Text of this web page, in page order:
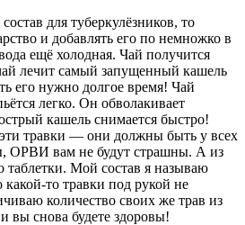
для туберкулёзников, то
и добавлять его по немножко в
ещё холодная. Чай получится
лечит самый запущенный кашель
его нужно долгое время! Чай
легко. Он обволакивает
кашель снимается быстро!
травки — они должны быть у всех
ОРВИ вам не будут страшны. А из
таблетки. Мой состав я называю
какой-то травки под рукой не
количество своих же трав из
вы снова будете здоровы!